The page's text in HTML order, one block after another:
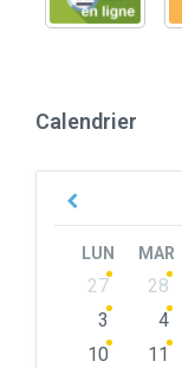
Calendrier
Previous
LUN MAR
Skip
calendar
27 28
3
4
10
11